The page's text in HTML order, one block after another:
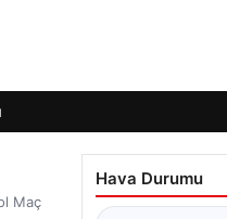
Maç
Hava Durumu